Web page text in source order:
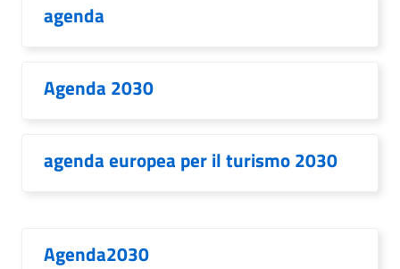
agenda
Agenda 2030
agenda europea per il turismo 2030
Agenda2030